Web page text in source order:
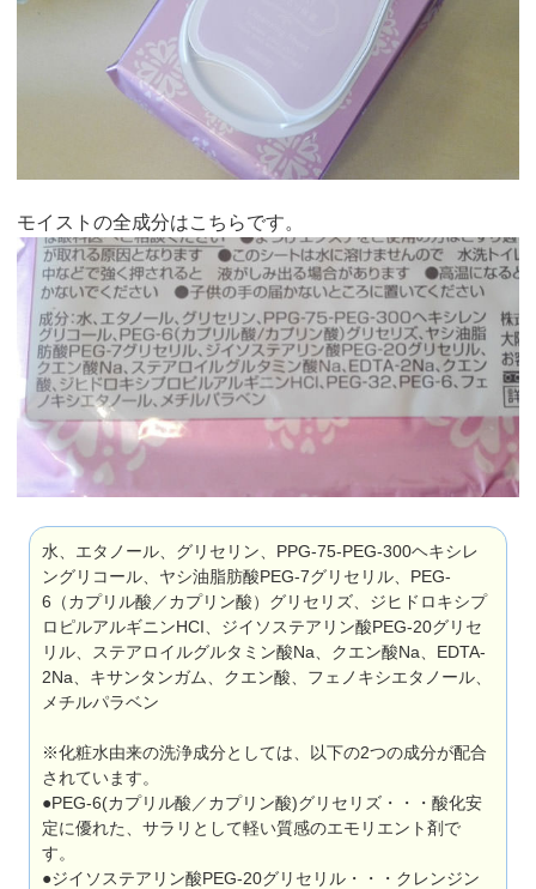
モイストの全成分はこちらです。
水、エタノール、グリセリン、PPG-75-PEG-300ヘキシレ
ングリコール、ヤシ油脂肪酸PEG-7グリセリル、PEG-
6（カプリル酸／カプリン酸）グリセリズ、ジヒドロキシプ
ロピルアルギニンHCI、ジイソステアリン酸PEG-20グリセ
リル、ステアロイルグルタミン酸Na、クエン酸Na、EDTA-
2Na、キサンタンガム、クエン酸、フェノキシエタノール、
メチルパラベン
※化粧水由来の洗浄成分としては、以下の2つの成分が配合
されています。
●PEG-6(カプリル酸／カプリン酸)グリセリズ・・・酸化安
定に優れた、サラリとして軽い質感のエモリエント剤で
す。
●ジイソステアリン酸PEG-20グリセリル・・・クレンジン